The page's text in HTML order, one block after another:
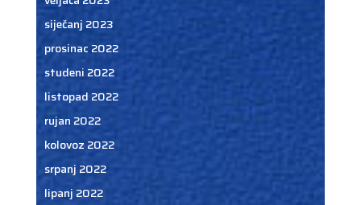
siječanj 2023
prosinac 2022
studeni 2022
listopad 2022
rujan 2022
kolovoz 2022
srpanj 2022
lipanj 2022